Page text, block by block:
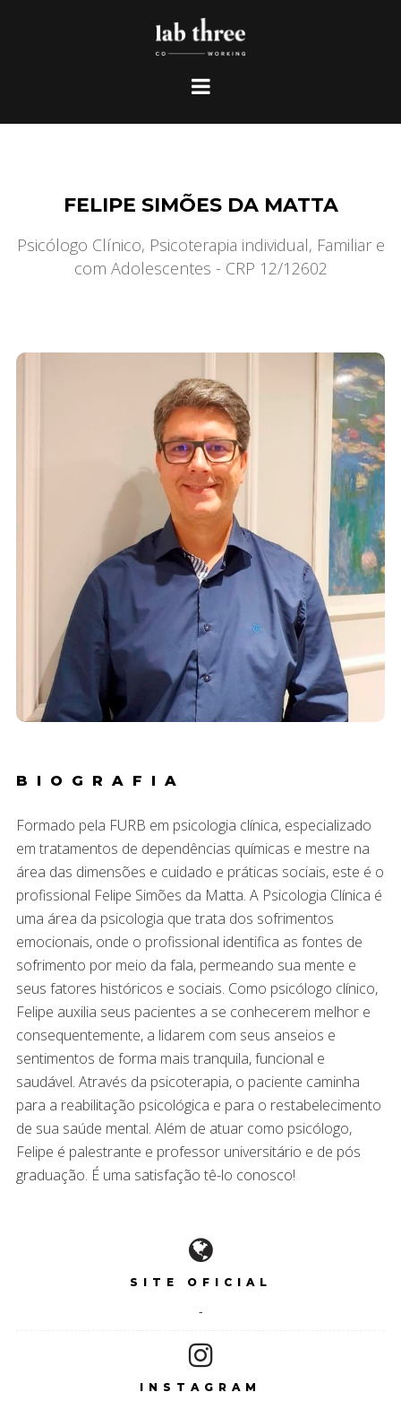
FELIPE SIMÕES DA MATTA
Psicólogo Clínico, Psicoterapia individual, Familiar e
com Adolescentes - CRP 12/12602
BIOGRAFIA
Formado pela FURB em psicologia clínica, especializado
em tratamentos de dependências químicas e mestre na
área das dimensões e cuidado e práticas sociais, este é o
profissional Felipe Simões da Matta. A Psicologia Clínica é
uma área da psicologia que trata dos sofrimentos
emocionais, onde o profissional identifica as fontes de
sofrimento por meio da fala, permeando sua mente e
seus fatores históricos e sociais. Como psicólogo clínico,
Felipe auxilia seus pacientes a se conhecerem melhor e
consequentemente, a lidarem com seus anseios e
sentimentos de forma mais tranquila, funcional e
saudável. Através da psicoterapia, o paciente caminha
para a reabilitação psicológica e para o restabelecimento
de sua saúde mental. Além de atuar como psicólogo,
Felipe é palestrante e professor universitário e de pós
graduação. É uma satisfação tê-lo conosco!
SITE OFICIAL
-
INSTAGRAM